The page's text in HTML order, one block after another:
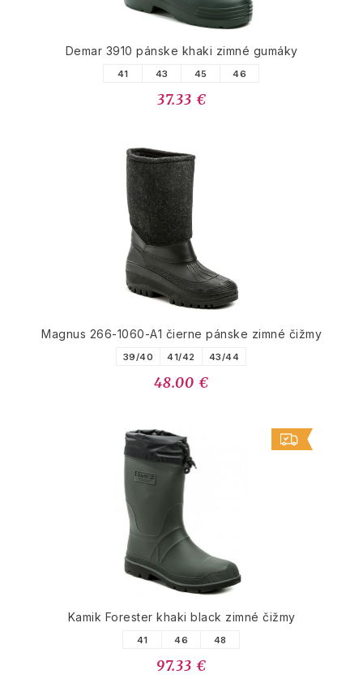
Demar 3910 pánske khaki zimné gumáky
41 43 45 46
37.33 €
Magnus 266-1060-A1 čierne pánske zimné čižmy
39/40 41/42 43/44
48.00 €
Kamik Forester khaki black zimné čižmy
41 46 48
97.33 €